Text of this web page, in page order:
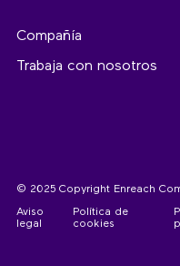
Compañía
Trabaja con nosotros
© 2025 Copyright Enreach
Aviso
legal
Política de
cookies